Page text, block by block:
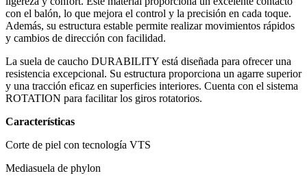
con el balón, lo que mejora el control y la precisión en cada toque.
Además, su estructura estable permite realizar movimientos rápidos
y cambios de dirección con facilidad.
La suela de caucho DURABILITY está diseñada para ofrecer una
resistencia excepcional. Su estructura proporciona un agarre superior
y una tracción eficaz en superficies interiores. Cuenta con el sistema
ROTATION para facilitar los giros rotatorios.
Características
Corte de piel con tecnología VTS
Mediasuela de phylon